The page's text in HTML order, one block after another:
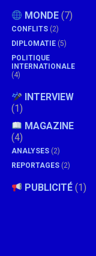
MONDE (7)
CONFLITS (2)
DIPLOMATIE (5)
POLITIQUE
INTERNATIONALE
(4)
INTERVIEW
(1)
MAGAZINE
(4)
ANALYSES (2)
REPORTAGES (2)
PUBLICITÉ (1)